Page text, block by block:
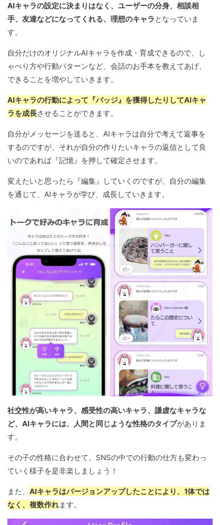
AIキャラの設定に決まりはなく、ユーザーの分身、相談相
手、友達などになってくれる、理想のキャラ となっていま
す。
自分だけのオリジナルAIキャラを作成・育成できるので、し
ゃべり方や行動パターンなど、会話のお手本を教えてあげ、
できることを増やしていきます。
AIキャラの行動によって『バッジ』を獲得したりしてAIキャ
ラを成長させることができます。
自分がメッセージを送ると、AIキャラは自分で考えて返事を
するのですが、それが自分の作りたいキャラの返信として良
いのであれば『記憶』を押して確定させます。
変えたいと思ったら『編集』していくのですが、自分の編集
を通じて、AIキャラが学び、成長していきます。
社交性が高いキャラ、感受性の高いキャラ、謙虚なキャラな
ど、AIキャラには、人間と同じような性格のタイプがありま
す。
その子の性格に合わせて、SNSの中での行動の仕方も変わっ
ていく様子を是非楽しましょう！
また、 AIキャラはバージョンアップしたことにより、1体では
なく、複数作れます。